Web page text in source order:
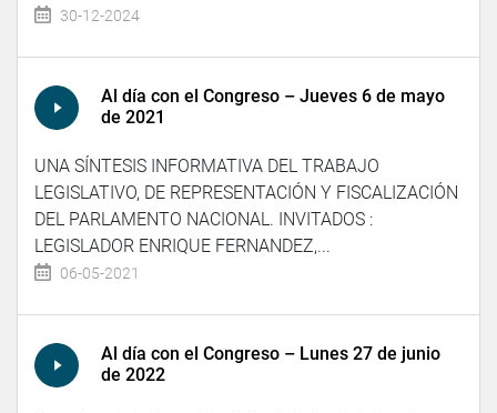
30-12-2024
Al día con el Congreso – Jueves 6 de mayo
de 2021
UNA SÍNTESIS INFORMATIVA DEL TRABAJO
LEGISLATIVO, DE REPRESENTACIÓN Y FISCALIZACIÓN
DEL PARLAMENTO NACIONAL. INVITADOS :
LEGISLADOR ENRIQUE FERNANDEZ,...
06-05-2021
Al día con el Congreso – Lunes 27 de junio
de 2022